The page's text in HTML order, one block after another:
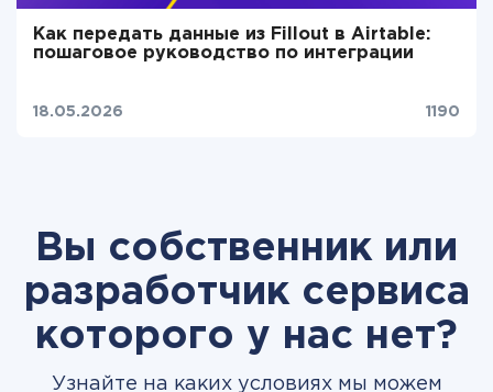
Как передать данные из Fillout в Airtable:
пошаговое руководство по интеграции
18.05.2026 1190
Вы собственник или
разработчик сервиса
которого у нас нет?
Узнайте на каких условиях мы можем